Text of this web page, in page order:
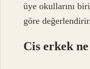
üye okullarını
göre
Cis erkek